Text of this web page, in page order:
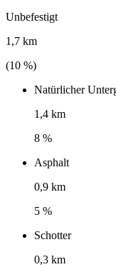
Unbefestigt
1,7 km
(10 %)
Natürlicher
1,4 km
8 %
Asphalt
0,9 km
5 %
Schotter
0,3 km